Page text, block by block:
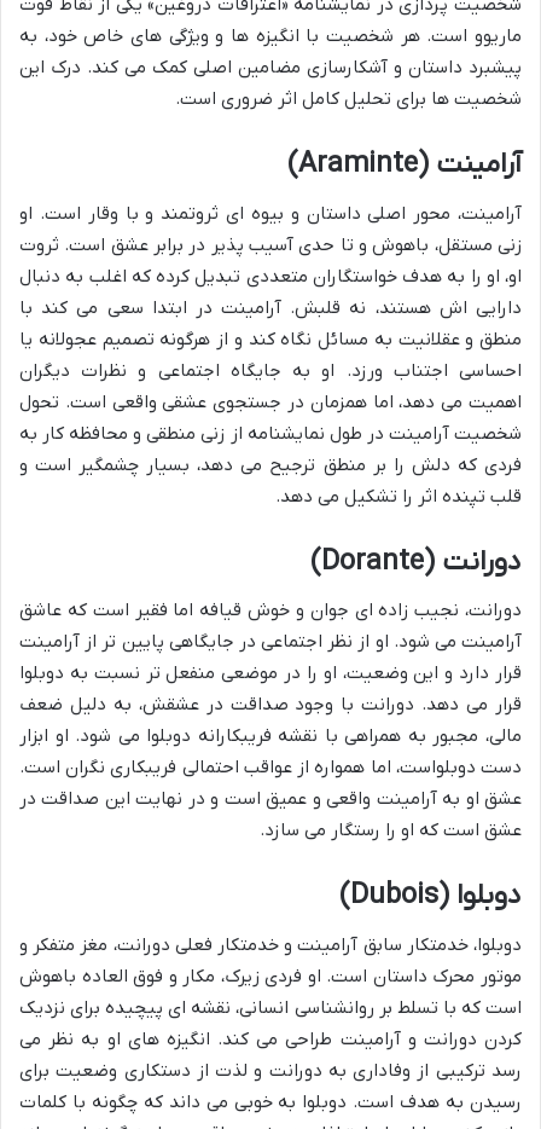
شخصیت پردازی در نمایشنامه «اعترافات دروغین» یکی از نقاط قوت
ماریوو است. هر شخصیت با انگیزه ها و ویژگی های خاص خود، به
پیشبرد داستان و آشکارسازی مضامین اصلی کمک می کند. درک این
شخصیت ها برای تحلیل کامل اثر ضروری است.
آرامینت (Araminte)
آرامینت، محور اصلی داستان و بیوه ای ثروتمند و با وقار است. او
زنی مستقل، باهوش و تا حدی آسیب پذیر در برابر عشق است. ثروت
او، او را به هدف خواستگاران متعددی تبدیل کرده که اغلب به دنبال
دارایی اش هستند، نه قلبش. آرامینت در ابتدا سعی می کند با
منطق و عقلانیت به مسائل نگاه کند و از هرگونه تصمیم عجولانه یا
احساسی اجتناب ورزد. او به جایگاه اجتماعی و نظرات دیگران
اهمیت می دهد، اما همزمان در جستجوی عشقی واقعی است. تحول
شخصیت آرامینت در طول نمایشنامه از زنی منطقی و محافظه کار به
فردی که دلش را بر منطق ترجیح می دهد، بسیار چشمگیر است و
قلب تپنده اثر را تشکیل می دهد.
دورانت (Dorante)
دورانت، نجیب زاده ای جوان و خوش قیافه اما فقیر است که عاشق
آرامینت می شود. او از نظر اجتماعی در جایگاهی پایین تر از آرامینت
قرار دارد و این وضعیت، او را در موضعی منفعل تر نسبت به دوبلوا
قرار می دهد. دورانت با وجود صداقت در عشقش، به دلیل ضعف
مالی، مجبور به همراهی با نقشه فریبکارانه دوبلوا می شود. او ابزار
دست دوبلواست، اما همواره از عواقب احتمالی فریبکاری نگران است.
عشق او به آرامینت واقعی و عمیق است و در نهایت این صداقت در
عشق است که او را رستگار می سازد.
دوبلوا (Dubois)
دوبلوا، خدمتکار سابق آرامینت و خدمتکار فعلی دورانت، مغز متفکر و
موتور محرک داستان است. او فردی زیرک، مکار و فوق العاده باهوش
است که با تسلط بر روانشناسی انسانی، نقشه ای پیچیده برای نزدیک
کردن دورانت و آرامینت طراحی می کند. انگیزه های او به نظر می
رسد ترکیبی از وفاداری به دورانت و لذت از دستکاری وضعیت برای
رسیدن به هدف است. دوبلوا به خوبی می داند که چگونه با کلمات